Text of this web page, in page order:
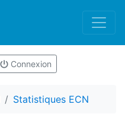
Connexion
Statistiques ECN